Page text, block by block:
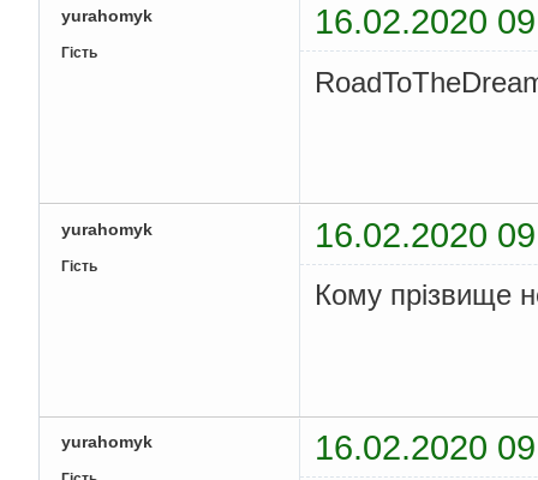
yurahomyk 16.02.2020
Гість
yurahomyk 16.02.2020
Гість
Кому прізвище
yurahomyk 16.02.2020